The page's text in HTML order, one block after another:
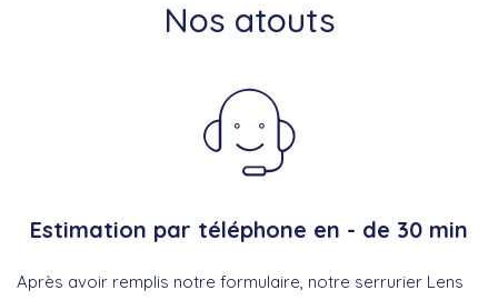
Nos atouts
Estimation par téléphone en - de 30 min
Après avoir remplis notre formulaire, notre serrurier Lens